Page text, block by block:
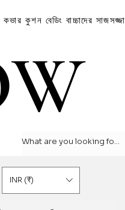
কভার কুশন বেডিং বাচ্চাদের সাজসজ্জা
INR (₹)